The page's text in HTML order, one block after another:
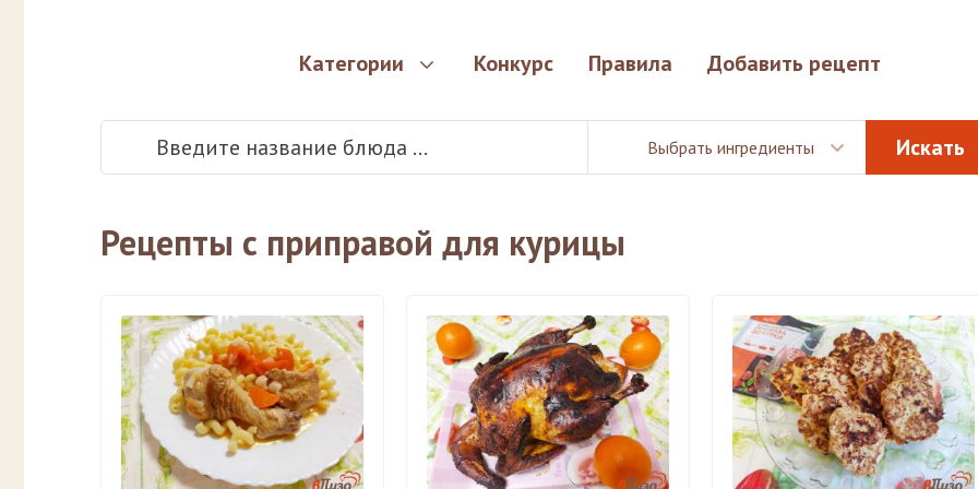
Категории Конкурс Правила Добавить рецепт
Выбрать ингредиенты
Рецепты с приправой для курицы